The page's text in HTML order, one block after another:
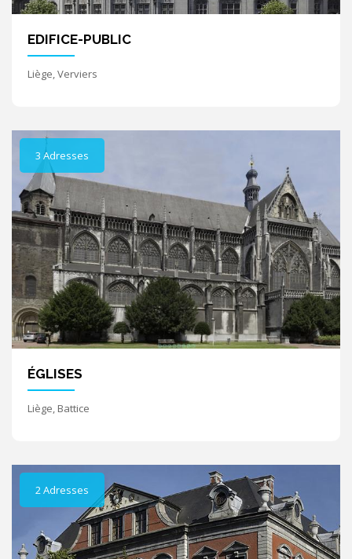
EDIFICE-PUBLIC
Liège, Verviers
3 Adresses
ÉGLISES
Liège, Battice
2 Adresses